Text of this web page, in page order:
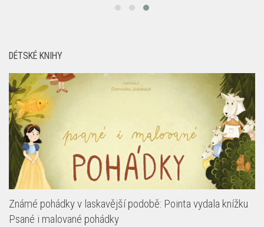
DÉTSKÉ KNIHY
Známé pohádky v laskavější podobě: Pointa vydala knížku
Psané i malované pohádky